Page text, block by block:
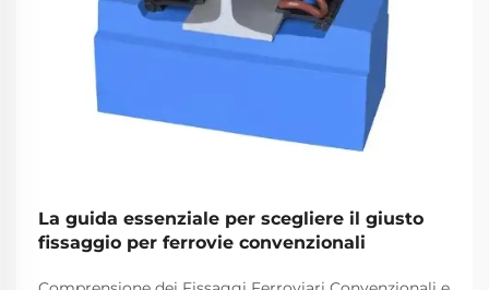
La guida essenziale per scegliere il giusto
fissaggio per ferrovie convenzionali